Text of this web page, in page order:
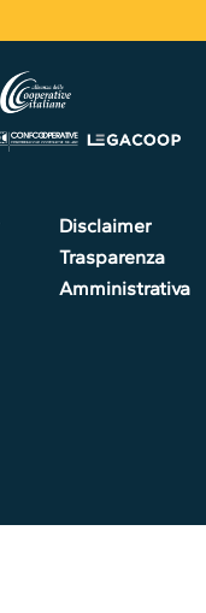
Disclaimer
Trasparenza
Amministrativa